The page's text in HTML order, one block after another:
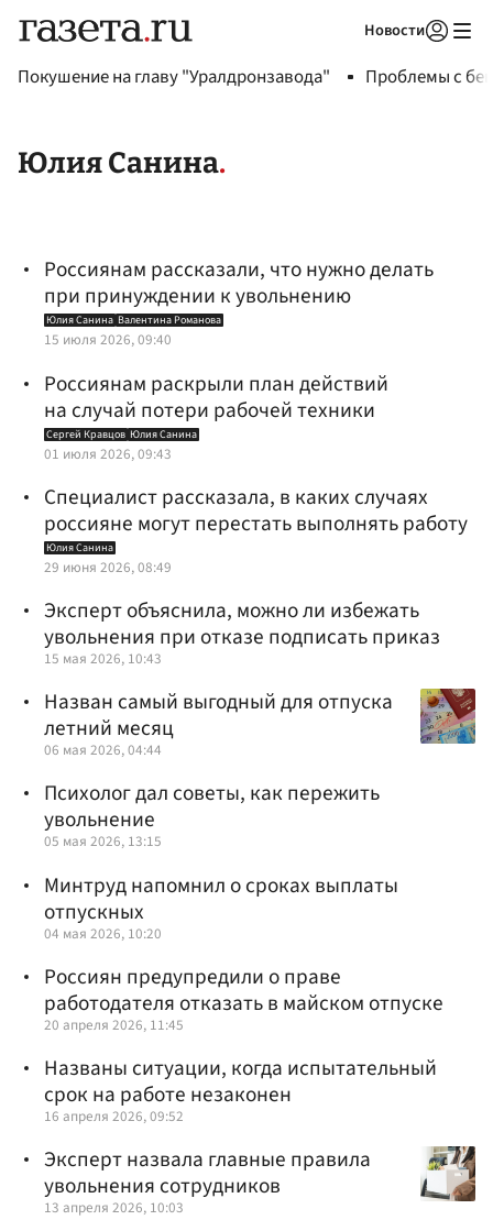
Новости
Покушение на главу "Уралдронзавода" Проблемы с
Юлия Санина
Россиянам рассказали, что нужно делать
при принуждении к увольнению
Юлия Санина Валентина Романова
15 июля 2026, 09:40
Россиянам раскрыли план действий
на случай потери рабочей техники
Сергей Кравцов Юлия Санина
01 июля 2026, 09:43
Специалист рассказала, в каких случаях
россияне могут перестать выполнять работу
Юлия Санина
29 июня 2026, 08:49
Эксперт объяснила, можно ли избежать
увольнения при отказе подписать приказ
15 мая 2026, 10:43
Назван самый выгодный для отпуска
летний месяц
06 мая 2026, 04:44
Психолог дал советы, как пережить
увольнение
05 мая 2026, 13:15
Минтруд напомнил о сроках выплаты
отпускных
04 мая 2026, 10:20
Россиян предупредили о праве
работодателя отказать в майском отпуске
20 апреля 2026, 11:45
Названы ситуации, когда испытательный
срок на работе незаконен
16 апреля 2026, 09:52
Эксперт назвала главные правила
увольнения сотрудников
13 апреля 2026, 10:03